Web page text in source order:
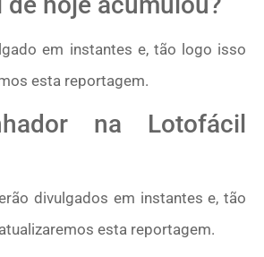
em instantes e, tão logo isso
esta reportagem.
na Lotofácil
divulgados em instantes e, tão
esta reportagem.